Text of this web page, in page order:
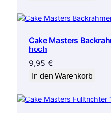
Cake Masters
hoch
9,95 €
In den Warenkorb